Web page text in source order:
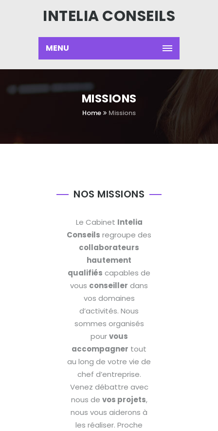
INTELIA CONSEILS
MENU
MISSIONS
Home Missions
NOS MISSIONS
Le Cabinet Intelia
Conseils regroupe des
collaborateurs
hautement
qualifiés capables de
vous conseiller dans
vos domaines
d’activités. Nous
sommes organisés
pourvous
accompagner tout
au long de votre vie de
chef d’entreprise.
Venez débattre avec
nous de vos projets,
nous vous aiderons à
les réaliser. Proche